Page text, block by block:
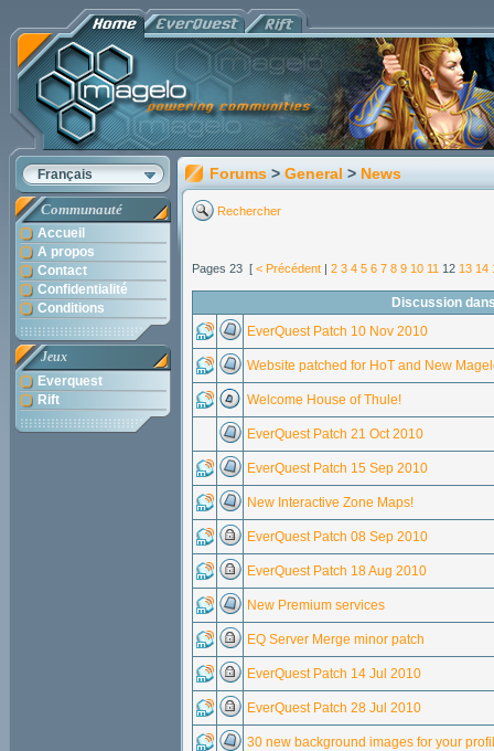
Français
Communauté
Accueil
A propos
Contact
Confidentialité
Conditions
Jeux
Everquest
Rift
Forums > General > News
Rechercher
Pages 23 [ < Précédent | 2 3 4 5 6 7 8 9 10 11 12 13 14
Discussion
EverQuest Patch 10 Nov 2010
Website patched for HoT and New
Welcome House of Thule!
EverQuest Patch 21 Oct 2010
EverQuest Patch 15 Sep 2010
New Interactive Zone Maps!
EverQuest Patch 08 Sep 2010
EverQuest Patch 18 Aug 2010
New Premium services
EQ Server Merge minor patch
EverQuest Patch 14 Jul 2010
EverQuest Patch 28 Jul 2010
30 new background images for your